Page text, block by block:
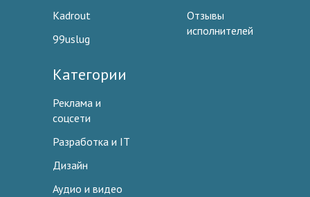
Kadrout
99uslug
Отзывы
исполнителей
Категории
Реклама и
соцсети
Разработка и IT
Дизайн
Аудио и видео